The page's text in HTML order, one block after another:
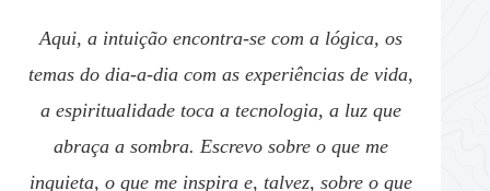
Aqui, a intuição encontra-se com a lógica, os
temas do dia-a-dia com as experiências de vida,
a espiritualidade toca a tecnologia, a luz que
abraça a sombra. Escrevo sobre o que me
inquieta, o que me inspira e, talvez, sobre o que